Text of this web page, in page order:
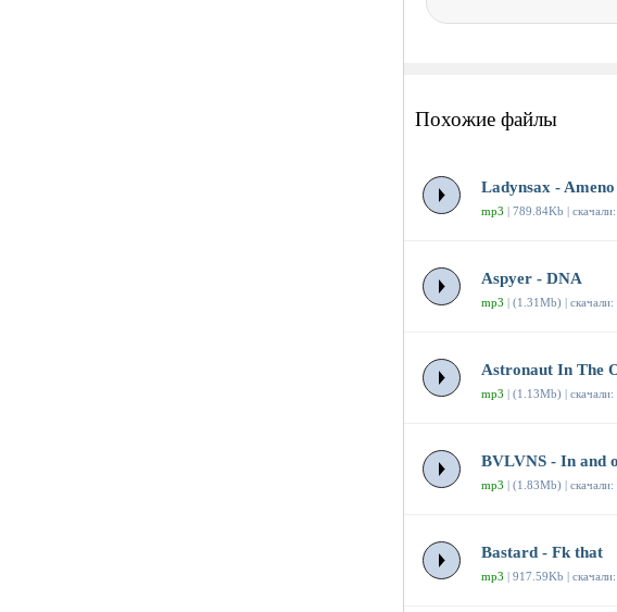
Похожие файлы
Ladynsax - Ameno
mp3 | 789.84Kb |
Aspyer - DNA
mp3 | (1.31Mb) |
Astronaut In The
mp3 | (1.13Mb) |
BVLVNS - In and
mp3 | (1.83Mb) | скачали:
Bastard - Fk that
mp3 | 917.59Kb |